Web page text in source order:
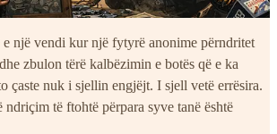
e një vendi kur një fytyrë anonime përndritet
zbulon tërë kalbëzimin e botës që e ka
çaste nuk i sjellin engjëjt. I sjell vetë errësira.
të ftohtë përpara syve tanë është